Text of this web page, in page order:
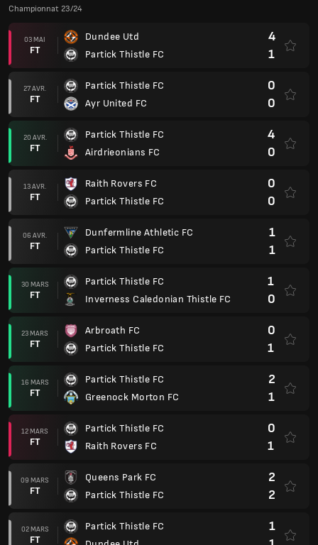
Championnat 23/24
03 MAI
FT
Dundee Utd
Partick Thistle FC
4
1
27 AVR.
FT
Partick Thistle FC
Ayr United FC
0
0
20 AVR.
FT
Partick Thistle FC
Airdrieonians FC
4
0
13 AVR.
FT
Raith Rovers FC
Partick Thistle FC
0
0
06 AVR.
FT
Dunfermline Athletic FC
Partick Thistle FC
1
1
30 MARS
FT
Partick Thistle FC
Inverness Caledonian Thistle FC
1
0
23 MARS
FT
Arbroath FC
Partick Thistle FC
0
1
16 MARS
FT
Partick Thistle FC
Greenock Morton FC
2
1
12 MARS
FT
Partick Thistle FC
Raith Rovers FC
0
1
09 MARS
FT
Queens Park FC
Partick Thistle FC
2
2
02 MARS
FT
Partick Thistle FC
1